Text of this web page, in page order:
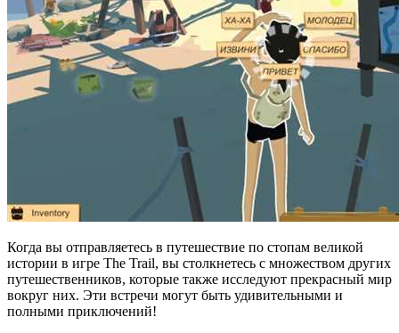
Когда вы отправляетесь в путешествие по стопам великой
истории в игре The Trail, вы столкнетесь с множеством других
путешественников, которые также исследуют прекрасный мир
вокруг них. Эти встречи могут быть удивительными и
полными приключений!